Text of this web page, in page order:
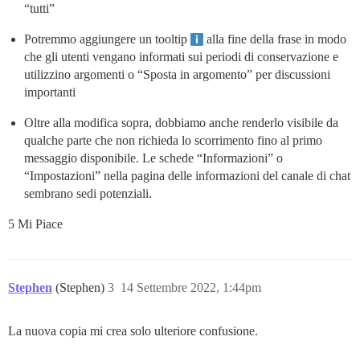
“tutti”
Potremmo aggiungere un tooltip
alla fine della frase in modo
che gli utenti vengano informati sui periodi di conservazione e
utilizzino argomenti o “Sposta in argomento” per discussioni
importanti
Oltre alla modifica sopra, dobbiamo anche renderlo visibile da
qualche parte che non richieda lo scorrimento fino al primo
messaggio disponibile. Le schede “Informazioni” o
“Impostazioni” nella pagina delle informazioni del canale di chat
sembrano sedi potenziali.
5 Mi Piace
Stephen (Stephen) 14 Settembre 2022, 1:44pm
3
La nuova copia mi crea solo ulteriore confusione.